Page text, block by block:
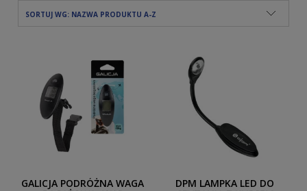
SORTUJ WG: NAZWA PRODUKTU A-Z
GALICJA PODRÓŻNA WAGA
DPM LAMPKA LED DO